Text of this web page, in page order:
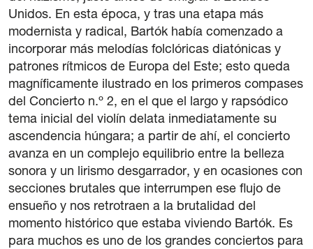
Unidos. En esta época, y tras una etapa más
modernista y radical, Bartók había comenzado a
incorporar más melodías folclóricas diatónicas y
patrones rítmicos de Europa del Este; esto queda
magníficamente ilustrado en los primeros compases
del Concierto n.º 2, en el que el largo y rapsódico
tema inicial del violín delata inmediatamente su
ascendencia húngara; a partir de ahí, el concierto
avanza en un complejo equilibrio entre la belleza
sonora y un lirismo desgarrador, y en ocasiones con
secciones brutales que interrumpen ese flujo de
ensueño y nos retrotraen a la brutalidad del
momento histórico que estaba viviendo Bartók. Es
para muchos es uno de los grandes conciertos para